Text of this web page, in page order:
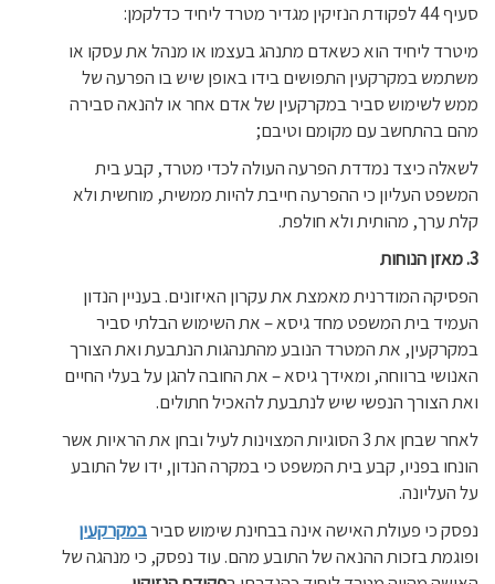
סעיף 44 לפקודת הנזיקין מגדיר מטרד ליחיד כדלקמן:
מיטרד ליחיד הוא כשאדם מתנהג בעצמו או מנהל את עסקו או
משתמש במקרקעין התפושים בידו באופן שיש בו הפרעה של
ממש לשימוש סביר במקרקעין של אדם אחר או להנאה סבירה
מהם בהתחשב עם מקומם וטיבם;
לשאלה כיצד נמדדת הפרעה העולה לכדי מטרד, קבע בית
המשפט העליון כי ההפרעה חייבת להיות ממשית, מוחשית ולא
קלת ערך, מהותית ולא חולפת.
3. מאזן הנוחות
הפסיקה המודרנית מאמצת את עקרון האיזונים. בעניין הנדון
העמיד בית המשפט מחד גיסא – את השימוש הבלתי סביר
במקרקעין, את המטרד הנובע מהתנהגות הנתבעת ואת הצורך
האנושי ברווחה, ומאידך גיסא – את החובה להגן על בעלי החיים
ואת הצורך הנפשי שיש לנתבעת להאכיל חתולים.
לאחר שבחן את 3 הסוגיות המצוינות לעיל ובחן את הראיות אשר
הונחו בפניו, קבע בית המשפט כי במקרה הנדון, ידו של התובע
על העליונה.
נפסק כי פעולת האישה אינה בבחינת שימוש סבירבמקרקעין
ופוגמת בזכות ההנאה של התובע מהם. עוד נפסק, כי מנהגה של